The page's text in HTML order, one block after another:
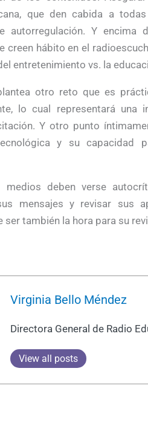
que den cabida a
autorregulación. Y
creen hábito en el
entretenimiento vs. la
otro reto que es
lo cual representará una
Y otro punto
y su capacidad
medios deben verse
mensajes y revisar sus
ser también la hora para su
Virginia Bello Méndez
Directora General de Radio
View all posts